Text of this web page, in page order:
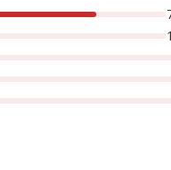
des personnes